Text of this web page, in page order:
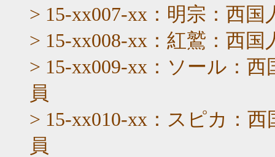
> 15-xx007-xx：明宗：西
> 15-xx008-xx：紅鷲：西
> 15-xx009-xx：ソール：
員
> 15-xx010-xx：スピカ：
員